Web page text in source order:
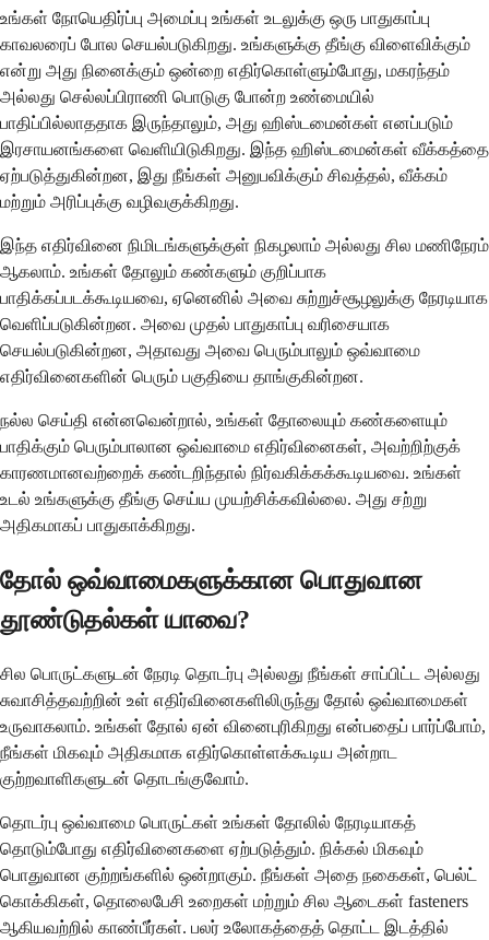
உங்கள் நோயெதிர்ப்பு அமைப்பு உங்கள் உடலுக்கு ஒரு பாதுகாப்பு
காவலரைப் போல செயல்படுகிறது. உங்களுக்கு தீங்கு விளைவிக்கும்
என்று அது நினைக்கும் ஒன்றை எதிர்கொள்ளும்போது, மகரந்தம்
அல்லது செல்லப்பிராணி பொடுகு போன்ற உண்மையில்
பாதிப்பில்லாததாக இருந்தாலும், அது ஹிஸ்டமைன்கள் எனப்படும்
இரசாயனங்களை வெளியிடுகிறது. இந்த ஹிஸ்டமைன்கள் வீக்கத்தை
ஏற்படுத்துகின்றன, இது நீங்கள் அனுபவிக்கும் சிவத்தல், வீக்கம்
மற்றும் அரிப்புக்கு வழிவகுக்கிறது.
இந்த எதிர்வினை நிமிடங்களுக்குள் நிகழலாம் அல்லது சில மணிநேரம்
ஆகலாம். உங்கள் தோலும் கண்களும் குறிப்பாக
பாதிக்கப்படக்கூடியவை, ஏனெனில் அவை சுற்றுச்சூழலுக்கு நேரடியாக
வெளிப்படுகின்றன. அவை முதல் பாதுகாப்பு வரிசையாக
செயல்படுகின்றன, அதாவது அவை பெரும்பாலும் ஒவ்வாமை
எதிர்வினைகளின் பெரும் பகுதியை தாங்குகின்றன.
நல்ல செய்தி என்னவென்றால், உங்கள் தோலையும் கண்களையும்
பாதிக்கும் பெரும்பாலான ஒவ்வாமை எதிர்வினைகள், அவற்றிற்குக்
காரணமானவற்றைக் கண்டறிந்தால் நிர்வகிக்கக்கூடியவை. உங்கள்
உடல் உங்களுக்கு தீங்கு செய்ய முயற்சிக்கவில்லை. அது சற்று
அதிகமாகப் பாதுகாக்கிறது.
தோல் ஒவ்வாமைகளுக்கான பொதுவான
தூண்டுதல்கள் யாவை?
சில பொருட்களுடன் நேரடி தொடர்பு அல்லது நீங்கள் சாப்பிட்ட அல்லது
சுவாசித்தவற்றின் உள் எதிர்வினைகளிலிருந்து தோல் ஒவ்வாமைகள்
உருவாகலாம். உங்கள் தோல் ஏன் வினைபுரிகிறது என்பதைப் பார்ப்போம்,
நீங்கள் மிகவும் அதிகமாக எதிர்கொள்ளக்கூடிய அன்றாட
குற்றவாளிகளுடன் தொடங்குவோம்.
தொடர்பு ஒவ்வாமை பொருட்கள் உங்கள் தோலில் நேரடியாகத்
தொடும்போது எதிர்வினைகளை ஏற்படுத்தும். நிக்கல் மிகவும்
பொதுவான குற்றங்களில் ஒன்றாகும். நீங்கள் அதை நகைகள், பெல்ட்
கொக்கிகள், தொலைபேசி உறைகள் மற்றும் சில ஆடைகள் fasteners
ஆகியவற்றில் காண்பீர்கள். பலர் உலோகத்தைத் தொட்ட இடத்தில்